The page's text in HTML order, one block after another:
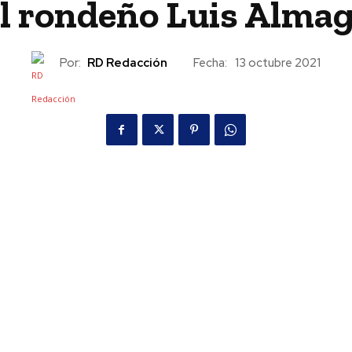
rondeño Luis
Por: RD Redacción Fecha: 13 octubre 2021